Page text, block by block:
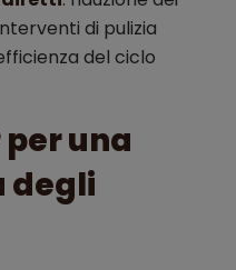
di pulizia
del ciclo
una
degli